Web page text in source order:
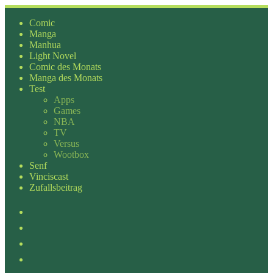
Zum
Inhalt
springen
Comic
Manga
Manhua
Light Novel
Comic des Monats
Manga des Monats
Test
Apps
Games
NBA
TV
Versus
Wootbox
Senf
Vinciscast
Zufallsbeitrag